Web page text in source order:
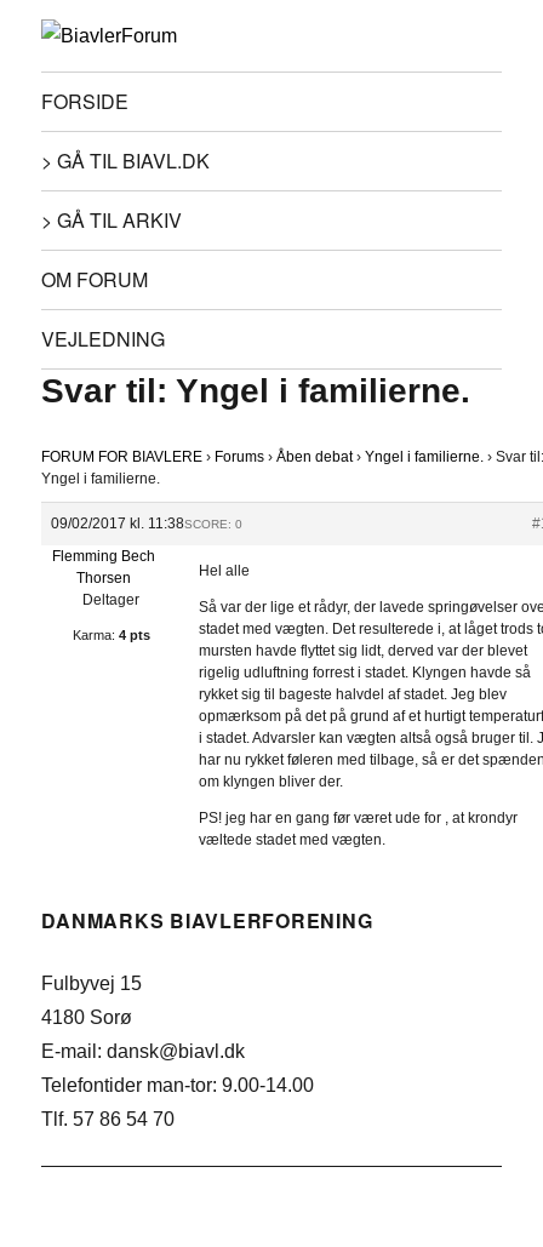
FORSIDE
> GÅ TIL BIAVL.DK
> GÅ TIL ARKIV
OM FORUM
VEJLEDNING
Svar til: Yngel i familierne.
FORUM FOR BIAVLERE › Forums › Åben debat › Yngel i familierne. › Svar
Yngel i familierne.
09/02/2017 kl. 11:38SCORE: 0
Flemming Bech
Thorsen
Deltager
Karma: 4 pts
Hel alle
Så var der lige et rådyr, der lavede springøvelser
stadet med vægten. Det resulterede i, at låget trods
mursten havde flyttet sig lidt, derved var der blevet
rigelig udluftning forrest i stadet. Klyngen havde så
rykket sig til bageste halvdel af stadet. Jeg blev
opmærksom på det på grund af et hurtigt
i stadet. Advarsler kan vægten altså også bruger til.
har nu rykket føleren med tilbage, så er det
om klyngen bliver der.
PS! jeg har en gang før været ude for , at krondyr
væltede stadet med vægten.
DANMARKS BIAVLERFORENING
Fulbyvej 15
4180 Sorø
E-mail: dansk@biavl.dk
Telefontider man-tor: 9.00-14.00
Tlf. 57 86 54 70